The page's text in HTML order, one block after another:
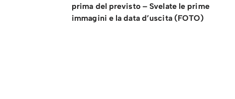
prima del previsto – Svelate le prime
immagini e la data d’uscita (FOTO)